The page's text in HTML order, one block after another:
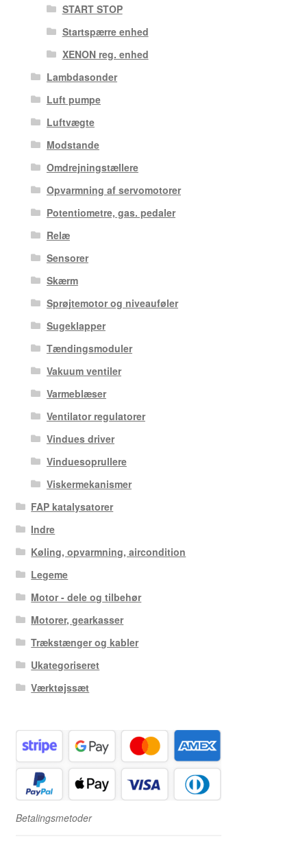
START STOP
Startspærre enhed
XENON reg. enhed
Lambdasonder
Luft pumpe
Luftvægte
Modstande
Omdrejningstællere
Opvarmning af servomotorer
Potentiometre, gas. pedaler
Relæ
Sensorer
Skærm
Sprøjtemotor og niveauføler
Sugeklapper
Tændingsmoduler
Vakuum ventiler
Varmeblæser
Ventilator regulatorer
Vindues driver
Vinduesoprullere
Viskermekanismer
FAP katalysatorer
Indre
Køling, opvarmning, aircondition
Legeme
Motor - dele og tilbehør
Motorer, gearkasser
Trækstænger og kabler
Ukategoriseret
Værktøjssæt
Betalingsmetoder